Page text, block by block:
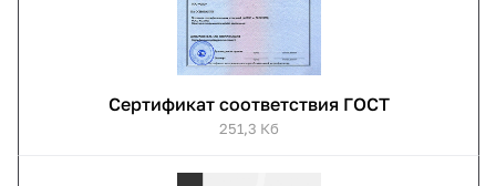
Сертификат соответствия ГОСТ
251,3 Кб